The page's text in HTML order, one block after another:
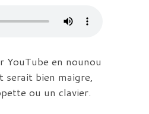
YouTube en nounou
serait bien maigre,
ou un clavier.